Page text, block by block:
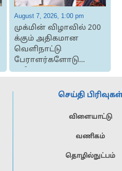
August 7, 2026, 1:00 pm
முக்மின் விழாவில் 200
க்கும் அதிகமான
வெளிநாட்டு
பேராளர்களோடு
தமிழக
செய்தி
விளையாட்டு
வணிகம்
தொழில்நுட்பம்